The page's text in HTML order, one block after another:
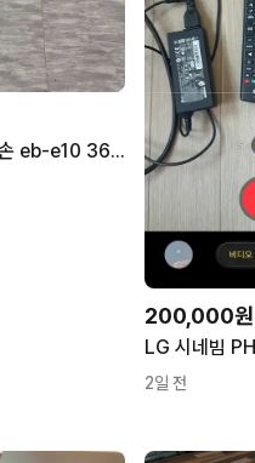
빔프로젝터 엡손 eb-e10 3600 빔프로젝트
200,000원
2일 전